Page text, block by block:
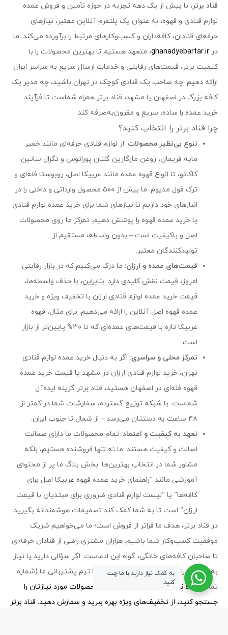
قناد برتر، با بیش از یک دهه تجربه در حوزه تأمین و فروش عمده
لوازم قنادی و قهوه، به عنوان یک پلتفرم آنلاین معتبر، نیازهای
حرفه‌ای قنادان، کافه‌داران و کسب‌وکارهای مرتبط را برآورده می‌کند. ما
در ghanadyebartar.ir، متعهد هستیم تا بهترین محصولات را با
کیفیت برتر، قیمت‌های رقابتی و خدمات ارسال سریع به سراسر ایران
ارائه دهیم. چه صاحب یک قنادی کوچک در تهران باشید، چه مدیر یک
کافه بزرگ در اصفهان یا مشهد، قناد برتر همراه شماست تا فرآیند
خرید عمده را ساده، سریع و مقرون‌به‌صرفه کند.
چرا قناد برتر را انتخاب کنید؟
تنوع بی‌نظیر محصولات: از لوازم قنادی حرفه‌ای مانند خمیر
مایه فریمان، روغن مارگارین گلنان پوراتوس و تگرال ساتین
کاکائو، تا انواع قهوه عمده مانند عربیکا اصل، روبوستا فله‌ای و
ترک فول مدیوم. ما بیش از ۵۰۰ محصول وارداتی و داخلی را در
انبارهای خود داریم تا نیازهای شما برای خرید عمده لوازم قنادی
یا خرید عمده قهوه را پوشش دهیم. تمرکز ما روی محصولات
اصل و باکیفیت است – بدون واسطه، مستقیم از
تولیدکنندگان معتبر.
قیمت‌های عمده و ارزان: ما درک می‌کنیم که در بازار رقابتی
امروز، قیمت نقش کلیدی دارد. بنابراین، با حذف واسطه‌ها،
قیمت خرید عمده لوازم قنادی ارزان با تخفیف ویژه و خرید
عمده قهوه اصل آنلاین را ارائه می‌دهیم. برای مثال، قهوه
عربیکا تازه با قیمت‌های عمده‌ای که تا ۳۰% پایین‌تر از بازار
است.
تمرکز محلی و سراسری: اگر به دنبال خرید عمده لوازم قنادی
تهران، خرید لوازم قنادی ارزان در مشهد یا قیمت خرید عمده
قهوه فله‌ای در اصفهان هستید، قناد برتر گزینه ایده‌آل
شماست. با شبکه توزیع گسترده، سفارشات شما در کمتر از
۴۸ ساعت به دستتان می‌رسد – از شمال تا جنوب ایران.
تعهد به کیفیت و اعتماد: تمام محصولات ما دارای ضمانت
اصالت و کیفیت هستند. ما نه تنها فروشنده هستیم، بلکه
مشاور شما در انتخاب بهترین‌ها. بخش بلاگ ما پر از محتوای
آموزشی مانند “راهنمای خرید عمده قهوه عربیکا اصل برای
کافه‌ها” یا “لیست لوازم قنادی ضروری برای مبتدیان با قیمت
ارزان” است تا به شما کمک کند تصمیمات هوشمندانه بگیرید.
در قناد برتر، هدف ما فراتر از فروش است؛ ما می‌خواهیم شریک
موفقیت کسب‌وکار شما باشیم. هزاران مشتری راضی از قنادان حرفه‌ای
تا صاحبان کافه‌های خانگی، گواه این ادعاست. اگر سؤالی دارید یا نیاز
به مشاوره رایگان برای خرید عمده دارید، با تیم پشتیبانی ما (شماره
تماس:حالا نوبت شماست!
همین امروز محصولات مورد نیازتان را
جستجو کنید، از تخفیف‌های ویژه بهره ببرید و سفارش دهید. قناد برتر
به کمک نیاز داریدبا ما چت
کنید.